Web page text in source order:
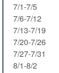
7/1-7/5
7/6-7/12
7/13-7/19
7/20-7/26
7/27-7/31
8/1-8/2